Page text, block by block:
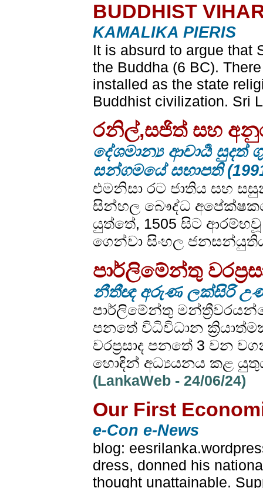
BUDDHIST
KAMALIKA PIERIS
It is absurd to argue that
the Buddha (6 BC).
installed as the state
Buddhist civilization. Sri
රනිල්,සජිත් සහ
දේශමාන්‍ය ආචාර්‍ය
සන්ගමයේ සභාපති
එමනිසා රට ජාතිය සහ
සින්හල බෞද්ධ
යුත්තේ, 1505 සිට
ගෙන්වා සිංහල
පාර්ලිමේන්තු
නීතීඥ අරුණ ලක්සිරි
පාර්ලිමේන්තු
පනතේ විධිවිධාන
වරප්‍රසාද පනතේ 3 වන
හොඳින් අධ්‍යයනය කළ
(LankaWeb - 24/06/24)
Our First
e-Con e-News
blog:
dress, donned his
thought unattainable.